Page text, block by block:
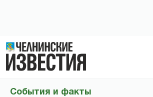
События и факты